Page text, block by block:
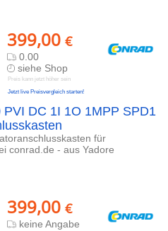
399,00 €
0.00
siehe Shop
Preis kann jetzt höher sein
Jetzt live Preisvergleich starten!
DC 1I 1O 1MPP SPD1
für
conrad.de - aus Yadore
399,00 €
keine Angabe